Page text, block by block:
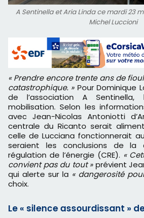
A Sentinella et Aria Linda ce mardi 23
Michel Luccioni
« Prendre encore trente ans de
catastrophique. »Pour Dominique
de l’association A
mobilisation. Selon les
avec Jean-Nicolas Antoniotti
centrale du Ricanto serait
celle de Lucciana fonctionnerait
seraient les conclusions de la
régulation de l’énergie (CRE). «
convient pas du tout »prévient
qui alerte sur la « dangerosité
choix.
Le « silence assourdissant »